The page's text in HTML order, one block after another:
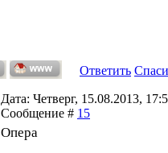
Ответить
Дата: Четверг, 15.08.2013,
Сообщение # 15
Опера